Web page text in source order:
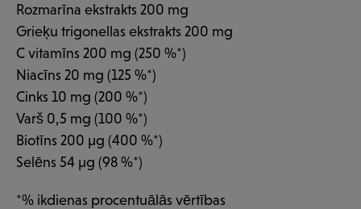
Rozmarīna ekstrakts 200 mg
Grieķu trigonellas ekstrakts 200 mg
C vitamīns 200 mg (250 %*)
Niacīns 20 mg (125 %*)
Cinks 10 mg (200 %*)
Varš 0,5 mg (100 %*)
Biotīns 200 µg (400 %*)
Selēns 54 µg (98 %*)
*% ikdienas procentuālās vērtības